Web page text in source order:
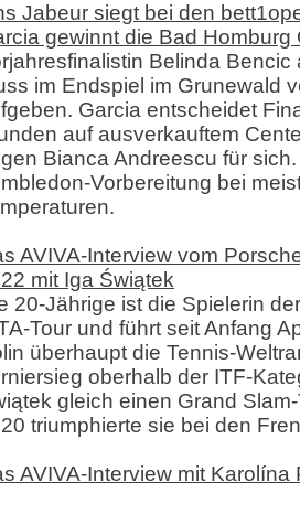
Jabeur siegt bei den
gewinnt die Bad Homburg
Belinda Bencic
im Endspiel im Grunewald
Garcia entscheidet
auf ausverkauftem
Bianca Andreescu für
Vorbereitung bei
AVIVA-Interview vom
mit Iga Świątek
20-Jährige ist die Spielerin
Tour und führt seit Anfang
überhaupt die Tennis-
oberhalb der ITF-
gleich einen Grand
triumphierte sie bei den
AVIVA-Interview mit Karolína